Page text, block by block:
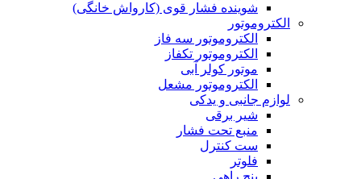
شوینده فشار قوی (کارواش خانگی)
الکتروموتور
الکتروموتور سه فاز
الکتروموتور تکفاز
موتور کولر آبی
الکتروموتور مشعل
لوازم جانبی و یدکی
شیر برقی
منبع تحت فشار
ست کنترل
فلوتر
پنج راهی